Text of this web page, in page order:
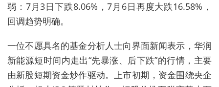
弱：7月3日下跌8.06%，7月6日再度大跌16.58%，
回调趋势明确。
一位不愿具名的基金分析人士向界面新闻表示，华润
新能源短时间内走出“先暴涨、后下跌”的行情，主要
由新股短期资金炒作驱动。上市初期，资金围绕央企